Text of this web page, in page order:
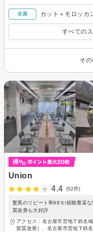
全員 カット＋モロッカ
すべての
そ
Union
4.4
(52件)
驚異のリピート率98％!経験豊富
質改善も大好評
アクセス：名古屋市営地下鉄名
髪質改善］、名古屋市営地下